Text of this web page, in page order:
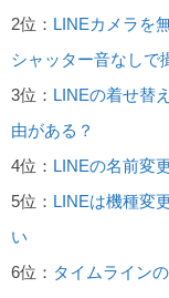
2位： LINEカメラを
シャッター音なしで
3位： LINEの着せ替
由がある？
4位： LINEの名前変
5位： LINEは機種変
い
6位： タイムライン